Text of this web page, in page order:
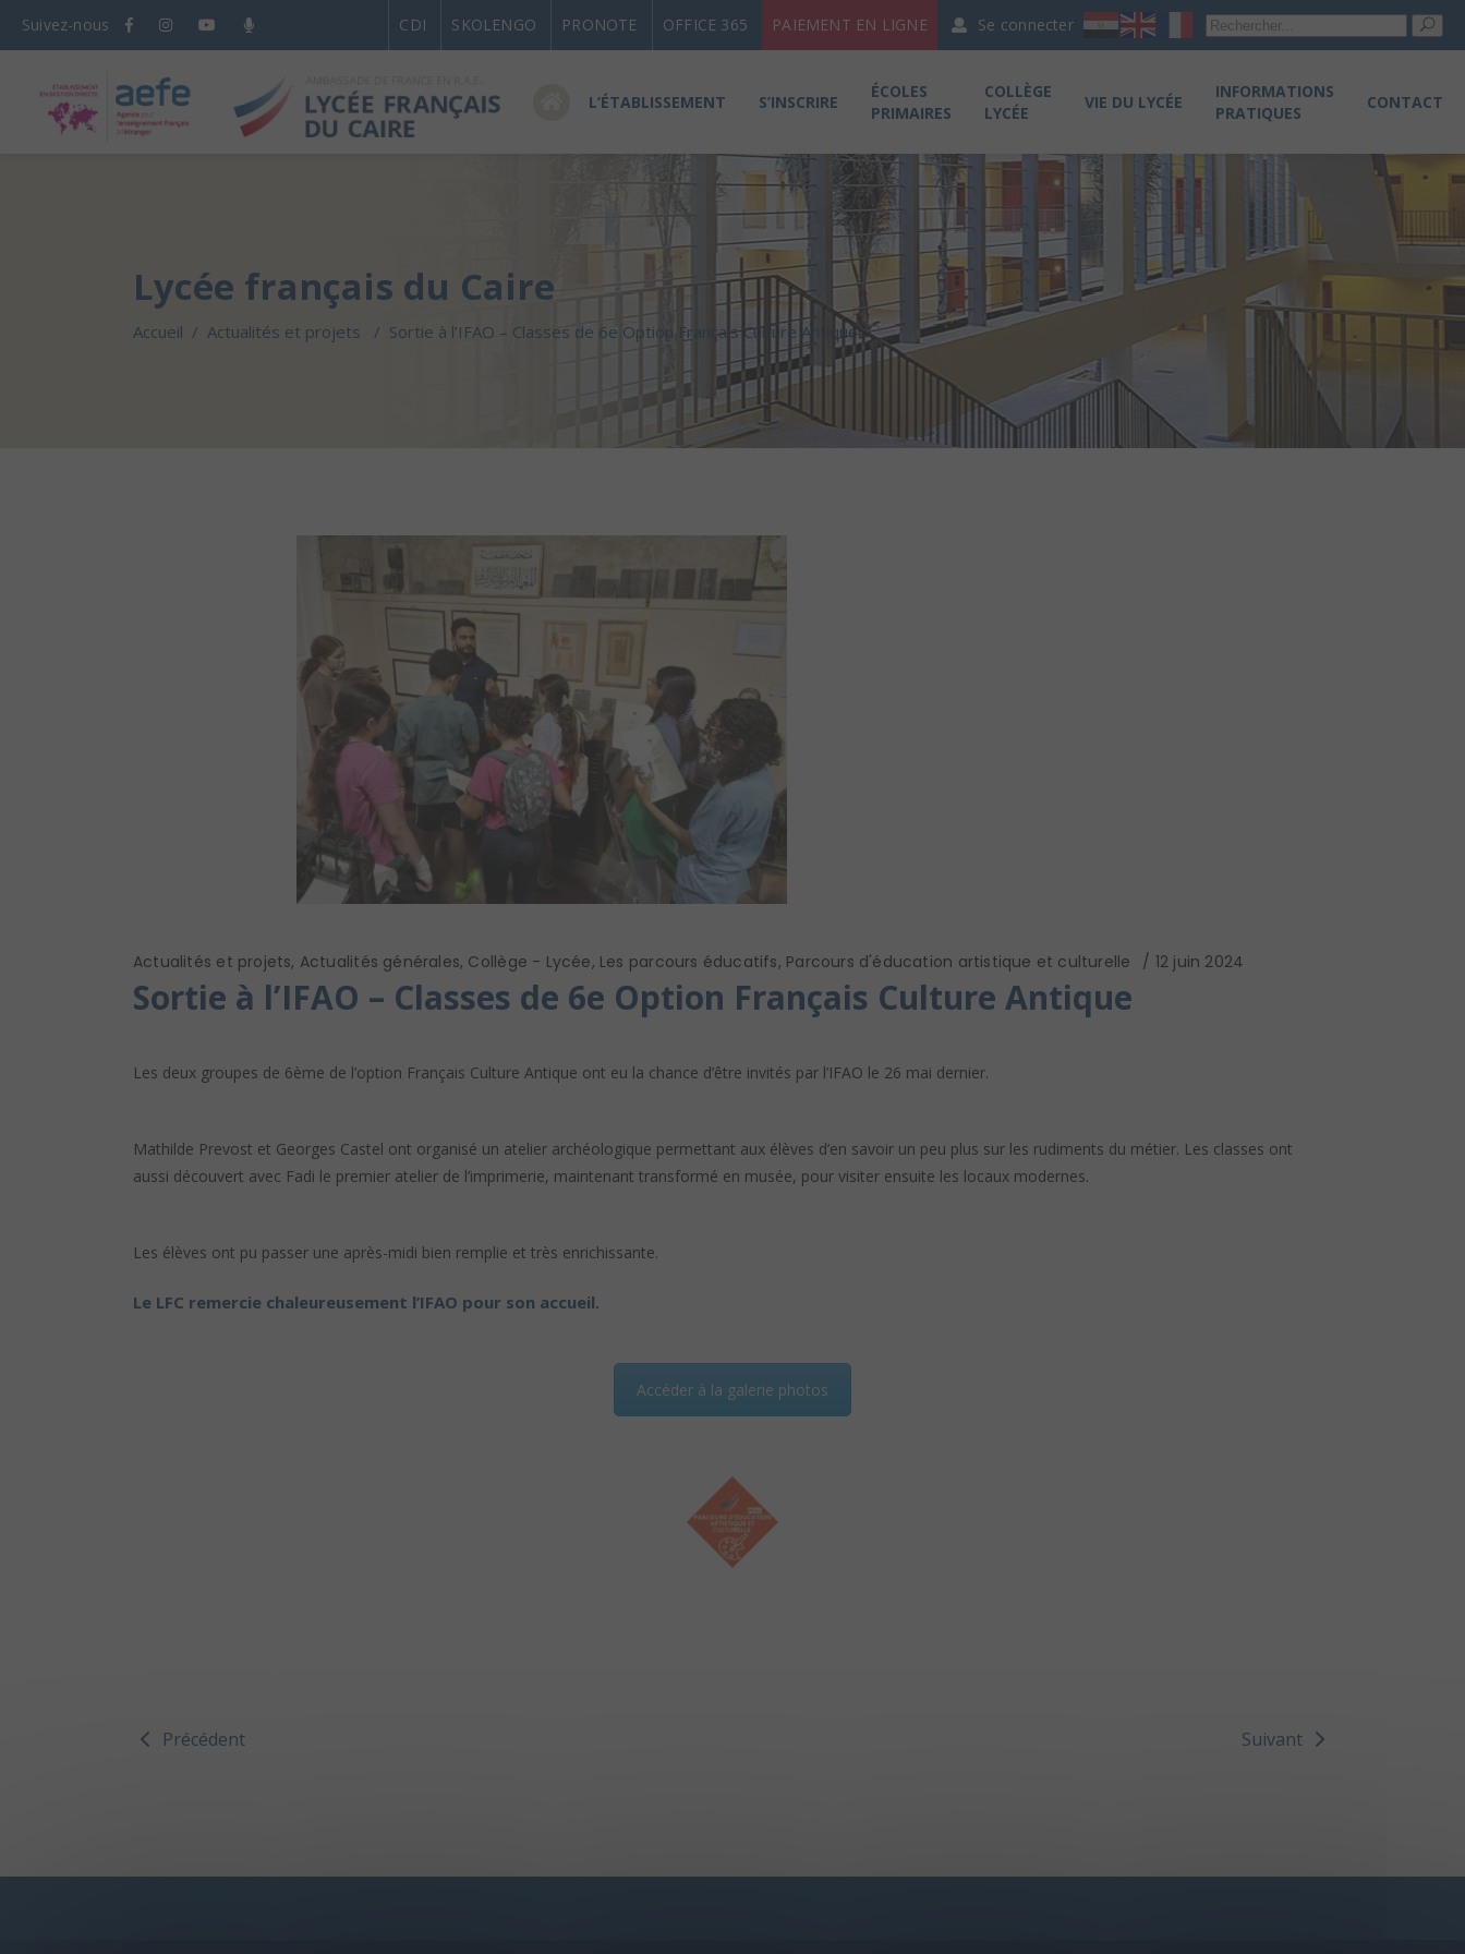
Suivez-nous CDI SKOLENGO PRONOTE OFFICE 365 PAIEMENT EN LIGNE Se connecter
L’ÉTABLISSEMENT S’INSCRIRE
ÉCOLES
PRIMAIRES
COLLÈGE
LYCÉE
VIE DU LYCÉE
INFORMATIONS
PRATIQUES
CONTACT
Lycée français du Caire
Accueil / Actualités et projets / Sortie à l’IFAO – Classes de 6e Option Français Culture Antique
Actualités et projets, Actualités générales, Collège - Lycée, Les parcours éducatifs, Parcours d'éducation artistique et culturelle 12 juin 2024
Sortie à l’IFAO – Classes de 6e Option Français Culture Antique
Les deux groupes de 6ème de l’option Français Culture Antique ont eu la chance d’être invités par l’IFAO le 26 mai dernier.
Mathilde Prevost et Georges Castel ont organisé un atelier archéologique permettant aux élèves d’en savoir un peu plus sur les rudiments du métier. Les classes ont
aussi découvert avec Fadi le premier atelier de l’imprimerie, maintenant transformé en musée, pour visiter ensuite les locaux modernes.
Les élèves ont pu passer une après-midi bien remplie et très enrichissante.
Le LFC remercie chaleureusement l’IFAO pour son accueil.
Accéder à la galerie photos
Précédent Suivant